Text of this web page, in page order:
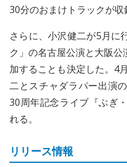
30分のおまけトラックが収
さらに、小沢健二が5月に
ク」の名古屋公演と大阪
加することも決定した。4
二とスチャダラパー出演
30周年記念ライブ『ぶぎ
れる。
リリース情報